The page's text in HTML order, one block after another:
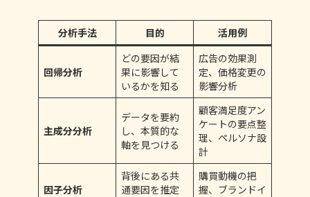
分析手法 目的 活用例
回帰分析
どの要因が結
果に影響して
いるかを知る
広告の効果測
定、価格変更の
影響分析
主成分分析
データを要約
し、本質的な
軸を見つける
顧客満足度アン
ケートの要点整
理、ペルソナ設
計
因子分析
背後にある共
通要因を推定
購買動機の把
握、ブランドイ